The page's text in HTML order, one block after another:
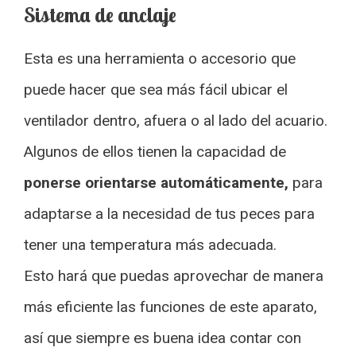
Sistema de anclaje
Esta es una herramienta o accesorio que
puede hacer que sea más fácil ubicar el
ventilador dentro, afuera o al lado del acuario.
Algunos de ellos tienen la capacidad de
ponerse orientarse automáticamente, para
adaptarse a la necesidad de tus peces para
tener una temperatura más adecuada.
Esto hará que puedas aprovechar de manera
más eficiente las funciones de este aparato,
así que siempre es buena idea contar con